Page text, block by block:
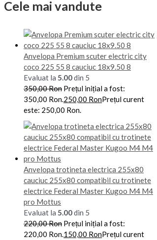
Cele mai vandute
Anvelopa Premium scuter electric city
coco 225 55 8 cauciuc 18x9.50 8
Evaluat la 5.00din 5
350,00Ron Prețul inițial a fost:
350,00 Ron.250,00 RonPrețul curent
este: 250,00 Ron.
Anvelopa trotineta electrica 255x80
cauciuc 255x80 compatibil cu trotinete
electrice Federal Master Kugoo M4 M4
pro Mottus
Evaluat la 5.00din 5
220,00Ron Prețul inițial a fost:
220,00 Ron.150,00 RonPrețul curent